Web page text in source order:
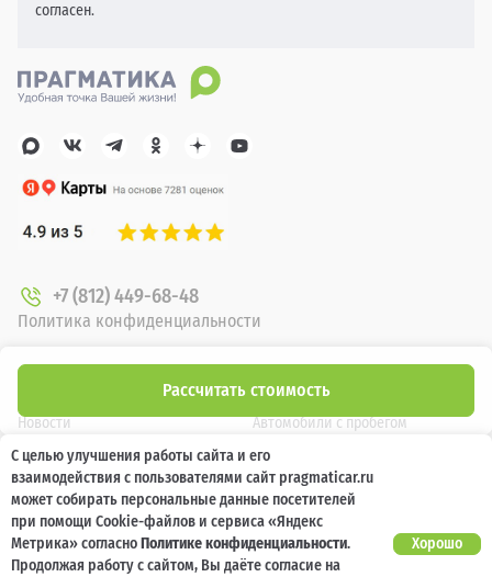
согласен.
Рассчитать стоимость
+7 (812) 449-68-48
Политика конфиденциальности
Новости
Отзывы клиентов
Наша команда
Карьера
Новые автомобили
Автомобили с пробегом
Выкуп
Акции
Кузовной ремонт
С целью улучшения работы сайта и его
взаимодействия с пользователями сайт pragmaticar.ru
может собирать персональные данные посетителей
при помощи Cookie-файлов и сервиса «Яндекс
Метрика» согласноПолитике конфиденциальности.
Продолжая работу с сайтом, Вы даёте согласие на
Хорошо